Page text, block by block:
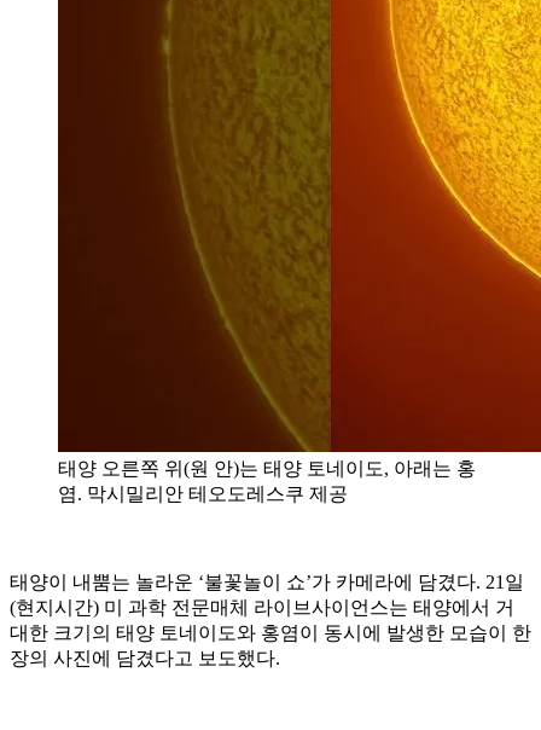
태양 오른쪽 위(원 안)는 태양 토네이도, 아래는 홍
염. 막시밀리안 테오도레스쿠 제공
태양이 내뿜는 놀라운 ‘불꽃놀이 쇼’가 카메라에 담겼다. 21일
(현지시간) 미 과학 전문매체 라이브사이언스는 태양에서 거
대한 크기의 태양 토네이도와 홍염이 동시에 발생한 모습이 한
장의 사진에 담겼다고 보도했다.